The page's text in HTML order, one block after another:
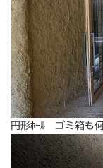
円形ﾎｰﾙ ゴミ箱も